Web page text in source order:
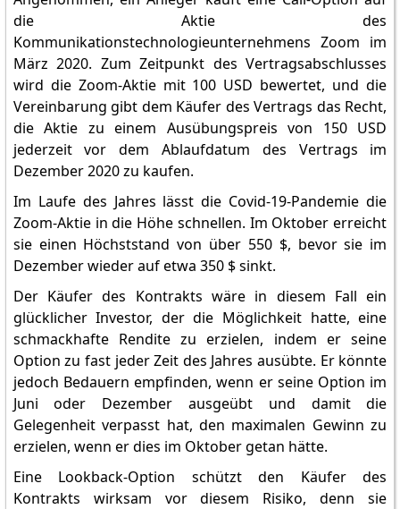
die Aktie des
Kommunikationstechnologieunternehmens Zoom im
März 2020. Zum Zeitpunkt des Vertragsabschlusses
wird die Zoom-Aktie mit 100 USD bewertet, und die
Vereinbarung gibt dem Käufer des Vertrags das Recht,
die Aktie zu einem Ausübungspreis von 150 USD
jederzeit vor dem Ablaufdatum des Vertrags im
Dezember 2020 zu kaufen.
Im Laufe des Jahres lässt die Covid-19-Pandemie die
Zoom-Aktie in die Höhe schnellen. Im Oktober erreicht
sie einen Höchststand von über 550 $, bevor sie im
Dezember wieder auf etwa 350 $ sinkt.
Der Käufer des Kontrakts wäre in diesem Fall ein
glücklicher Investor, der die Möglichkeit hatte, eine
schmackhafte Rendite zu erzielen, indem er seine
Option zu fast jeder Zeit des Jahres ausübte. Er könnte
jedoch Bedauern empfinden, wenn er seine Option im
Juni oder Dezember ausgeübt und damit die
Gelegenheit verpasst hat, den maximalen Gewinn zu
erzielen, wenn er dies im Oktober getan hätte.
Eine Lookback-Option schützt den Käufer des
Kontrakts wirksam vor diesem Risiko, denn sie